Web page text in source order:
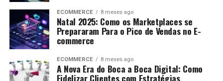
ECOMMERCE 8 meses ago
Natal 2025: Como os Marketplaces se
Prepararam Para o Pico de Vendas no E-
commerce
ECOMMERCE 8 meses ago
A Nova Era do Boca a Boca Digital: Como
Fidelizar Clientes com Estratégias